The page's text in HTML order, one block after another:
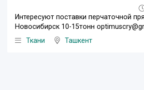
Интересуют поставки перчаточной
Новосибирск 10-15тонн
Ткани
Ташкент